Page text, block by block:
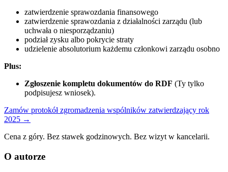
zatwierdzenie sprawozdania finansowego
zatwierdzenie sprawozdania z działalności zarządu (lub
uchwała o niesporządzaniu)
podział zysku albo pokrycie straty
udzielenie absolutorium każdemu członkowi zarządu osobno
Plus:
Zgłoszenie kompletu dokumentów do RDF (Ty tylko
podpisujesz wniosek).
Zamów protokół zgromadzenia wspólników zatwierdzający rok
2025 →
Cena z góry. Bez stawek godzinowych. Bez wizyt w kancelarii.
O autorze